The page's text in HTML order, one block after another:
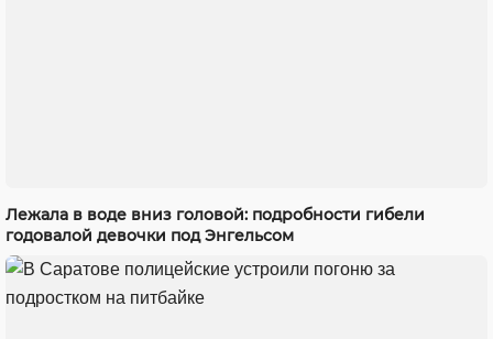
Лежала в воде вниз головой: подробности гибели
годовалой девочки под Энгельсом